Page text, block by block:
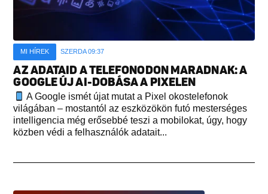
MI HÍREK SZERDA 09:37
AZ ADATAID A TELEFONODON MARADNAK: A
GOOGLE ÚJ AI-DOBÁSA A PIXELEN
A Google ismét újat mutat a Pixel okostelefonok
világában – mostantól az eszközökön futó mesterséges
intelligencia még erősebbé teszi a mobilokat, úgy, hogy
közben védi a felhasználók adatait...